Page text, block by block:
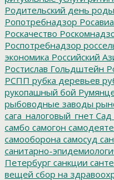
Родительский день роды
Ропотребнадзор
Роскачество
Роспотребнадзор
экономика Российский
Ростислав Гольдштейн
РСПП рубка деревьев
рукопашный бой
рыбоводные заводы
сага_налоговый_гнет Сад
самбо самогон
самооборона самосуд
санитарно-
Петербург санкции
вещей сбор на